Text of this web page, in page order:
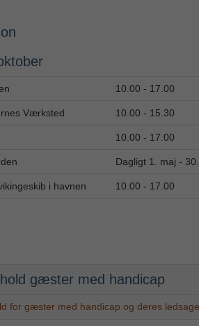
10.00 - 17.00
Værksted 10.00 - 15.30
10.00 - 17.00
Dagligt 1. maj -
i havnen 10.00 - 17.00
gæster med handicap
for gæster med handicap og deres